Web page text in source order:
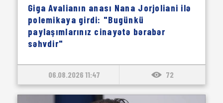
Giga Avalianın anası Nana Jorjoliani ilə
polemikaya girdi: "Bugünkü
paylaşımlarınız cinayətə bərabər
səhvdir"
06.08.2026 11:47 72